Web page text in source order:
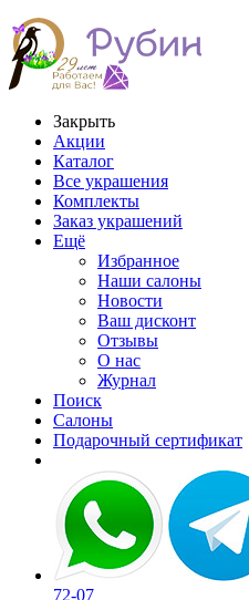
Закрыть
Акции
Каталог
Все украшения
Комплекты
Заказ украшений
Ещё
Избранное
Наши салоны
Новости
Ваш дисконт
Отзывы
О нас
Журнал
Поиск
Салоны
Подарочный сертификат
72-07